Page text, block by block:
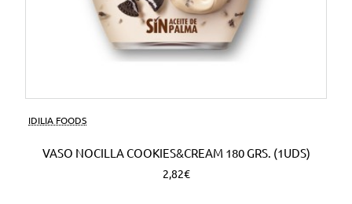
IDILIA FOODS
VASO NOCILLA COOKIES&CREAM 180 GRS. (1UDS)
2,82€